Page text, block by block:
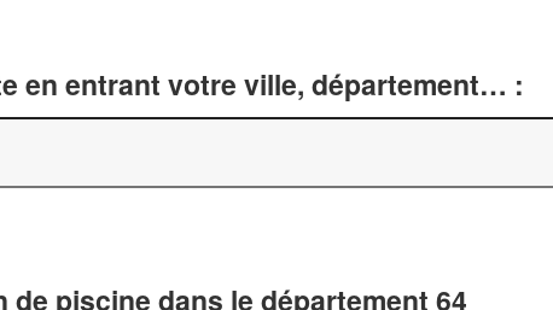
en entrant votre ville, département… :
piscine dans le département 64